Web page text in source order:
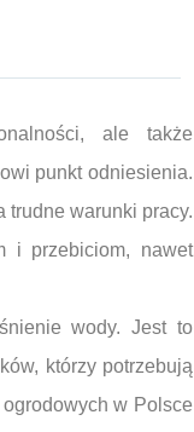
ale także
punkt odniesienia.
trudne warunki pracy.
i przebiciom, nawet
wody. Jest to
którzy potrzebują
w Polsce